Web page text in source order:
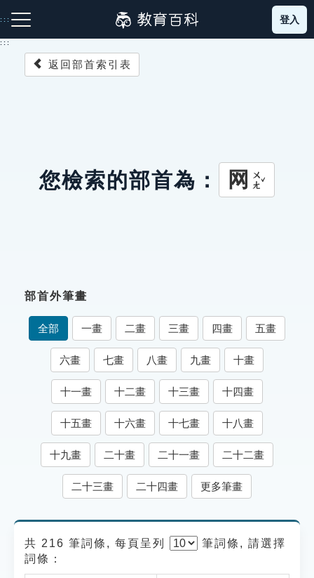
到
主
:::
成語故事
索引選單
知識索引
單字索引
生命大百科索引
遊戲專區
貓頭鷹博士
登入
:::
返回部首索引表
您檢索的部首為： 网 ㄨㄤˇ
部首外筆畫
全部 一畫 二畫 三畫 四畫 五畫
六畫 七畫 八畫 九畫 十畫
十一畫 十二畫 十三畫 十四畫
十五畫 十六畫 十七畫 十八畫
十九畫 二十畫 二十一畫 二十二畫
二十三畫 二十四畫 更多筆畫
共 216 筆詞條, 每頁呈列 筆詞條, 請選擇
詞條：